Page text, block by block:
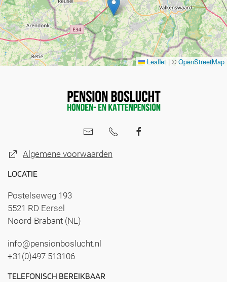
Leaflet | ©OpenStreetMap
Algemene voorwaarden
LOCATIE
Postelseweg 193
5521 RD Eersel
Noord-Brabant (NL)
info@pensionboslucht.nl
+31(0)497 513106
TELEFONISCH BEREIKBAAR